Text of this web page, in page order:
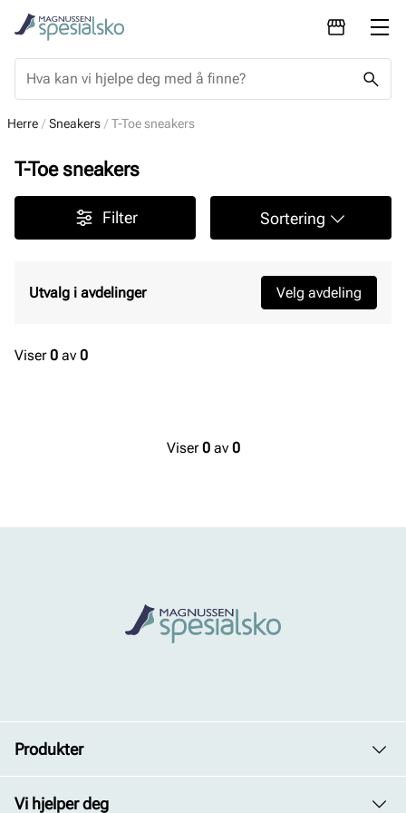
Herre Sneakers T-Toe sneakers
T-Toe sneakers
Filter Sortering
Utvalg i avdelinger Velg avdeling
Viser0 av 0
Viser0av 0
Produkter
Dame
Vi hjelper deg